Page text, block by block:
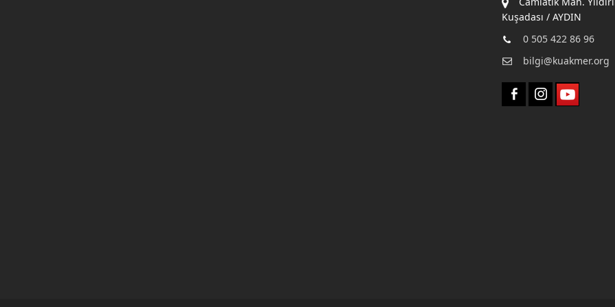
Kuşadası / AYDIN
0 505 422 86 96
bilgi@kuakmer.org